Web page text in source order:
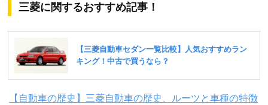
三菱に関するおすすめ記事！
【自動車の歴史】三菱自動車の歴史、ルーツと車種の特徴